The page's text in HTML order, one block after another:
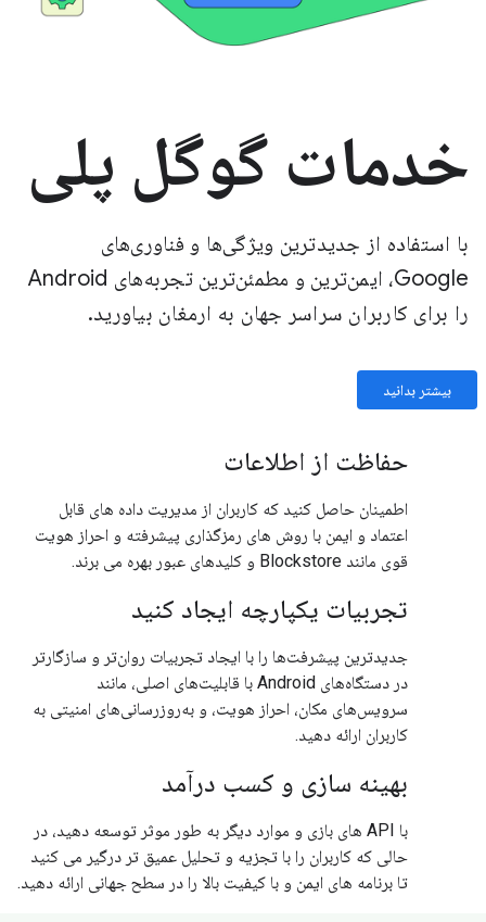
خدمات گوگل پلی
با استفاده از جدیدترین ویژگی‌ها و فناوری‌های
Google، ایمن‌ترین و مطمئن‌ترین تجربه‌های Android
را برای کاربران سراسر جهان به ارمغان بیاورید.
بیشتر بدانید
حفاظت از اطلاعات
اطمینان حاصل کنید که کاربران از مدیریت داده های قابل
اعتماد و ایمن با روش های رمزگذاری پیشرفته و احراز هویت
قوی مانند Blockstore و کلیدهای عبور بهره می برند.
تجربیات یکپارچه ایجاد کنید
جدیدترین پیشرفت‌ها را با ایجاد تجربیات روان‌تر و سازگارتر
در دستگاه‌های Android با قابلیت‌های اصلی، مانند
سرویس‌های مکان، احراز هویت، و به‌روزرسانی‌های امنیتی به
کاربران ارائه دهید.
بهینه سازی و کسب درآمد
با API های بازی و موارد دیگر به طور موثر توسعه دهید، در
حالی که کاربران را با تجزیه و تحلیل عمیق تر درگیر می کنید
تا برنامه های ایمن و با کیفیت بالا را در سطح جهانی ارائه دهید.